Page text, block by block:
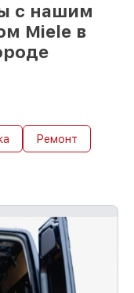
с нашим
Miele в
Ремонт